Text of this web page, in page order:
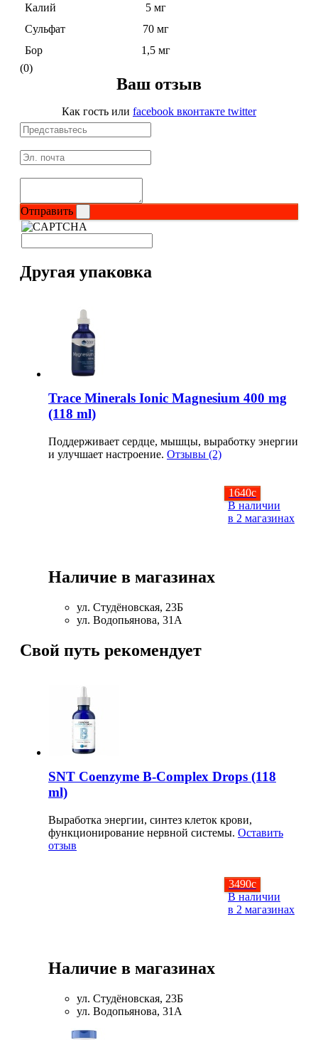
Протеиновые печенья
Для тренировки
BCAA
НАЗАД
BCAA в таблетках и капсулах
Креатин
Бета-аланин
Ремни и перчатки
Шейкеры и бутылки
Подарочные сертификаты
Фитнес резинки
Соусы и Топпинги
Распродажа!
Калий
5 мг
Сульфат
70 мг
Бор
1,5 мг
(0)
Ваш отзыв
Как гость или facebook вконтакте twitter
Отправить
Другая упаковка
1640c
В наличии
в 2 магазинах
Trace Minerals Ionic Magnesium 400 mg
(118 ml)
Поддерживает сердце, мышцы, выработку энергии
и улучшает настроение. Отзывы (2)
Наличие в магазинах
ул. Студёновская, 23Б
ул. Водопьянова, 31А
Свой путь рекомендует
3490c
В наличии
в 2 магазинах
SNT Coenzyme B-Complex Drops (118
ml)
Выработка энергии, синтез клеток крови,
функционирование нервной системы. Оставить
отзыв
Наличие в магазинах
ул. Студёновская, 23Б
ул. Водопьянова, 31А